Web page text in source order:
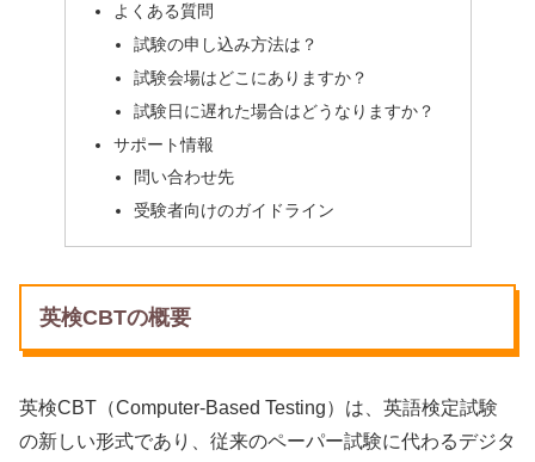
よくある質問
試験の申し込み方法は？
試験会場はどこにありますか？
試験日に遅れた場合はどうなりますか？
サポート情報
問い合わせ先
受験者向けのガイドライン
英検CBTの概要
英検CBT（Computer-Based Testing）は、英語検定試験
の新しい形式であり、従来のペーパー試験に代わるデジタ